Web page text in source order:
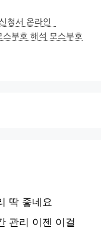
청서 온라인
부호 해석 모스부호
딱 좋네요
관리 이젠 이걸